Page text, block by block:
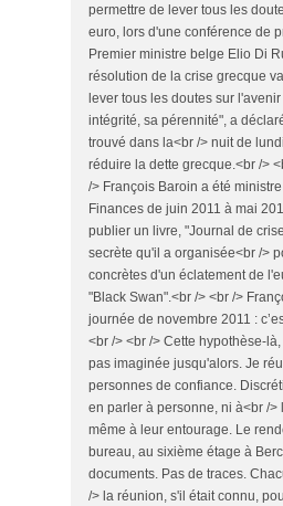
permettre de lever tous les
euro, lors d'une conférence de
Premier ministre belge Elio Di
résolution de la crise grecque
lever tous les doutes sur
intégrité, sa pérennité", a
trouvé dans la<br /> nuit de
réduire la dette grecque.<br />
/> François Baroin a été
Finances de juin 2011 à mai
publier un livre, "Journal de
secrète qu'il a organisée<br />
concrètes d'un éclatement de
"Black Swan".<br /> <br />
journée de novembre 2011 :
<br /> <br /> Cette hypothèse-
pas imaginée jusqu'alors. Je
personnes de confiance.
en parler à personne, ni à<br />
même à leur entourage. Le
bureau, au sixième étage à
documents. Pas de traces.
/> la réunion, s'il était connu,